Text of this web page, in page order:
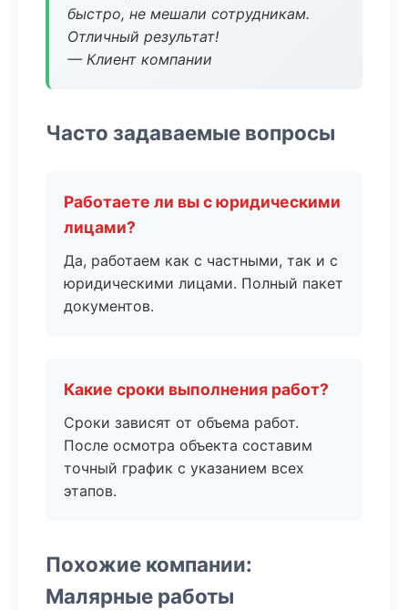
быстро, не мешали сотрудникам.
Отличный результат!
— Клиент компании
Часто задаваемые вопросы
Работаете ли вы с юридическими
лицами?
Да, работаем как с частными, так и с
юридическими лицами. Полный пакет
документов.
Какие сроки выполнения работ?
Сроки зависят от объема работ.
После осмотра объекта составим
точный график с указанием всех
этапов.
Похожие компании:
Малярные работы